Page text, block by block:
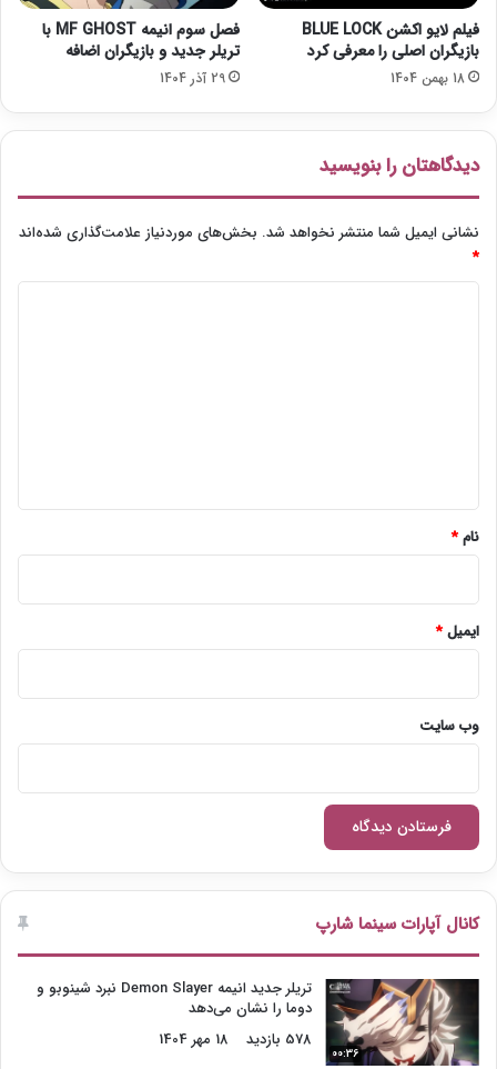
فیلم لایو اکشن BLUE LOCK
بازیگران اصلی را معرفی کرد
18 بهمن 1404
فصل سوم انیمه MF GHOST با
تریلر جدید و بازیگران اضافه
29 آذر 1404
دیدگاهتان را بنویسید
نشانی ایمیل شما منتشر نخواهد شد. بخش‌های موردنیاز علامت‌گذاری شده‌اند
*
نام*
ایمیل*
وب‌ سایت
کانال آپارات سینما شارپ
00:36
تریلر جدید انیمه Demon Slayer نبرد شینوبو و
دوما را نشان می‌دهد
578 بازدید
18 مهر 1404